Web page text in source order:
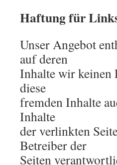
Haftung für
Unser Angebot
auf deren
Inhalte wir keinen
diese
fremden Inhalte
Inhalte
der verlinkten
Betreiber der
Seiten